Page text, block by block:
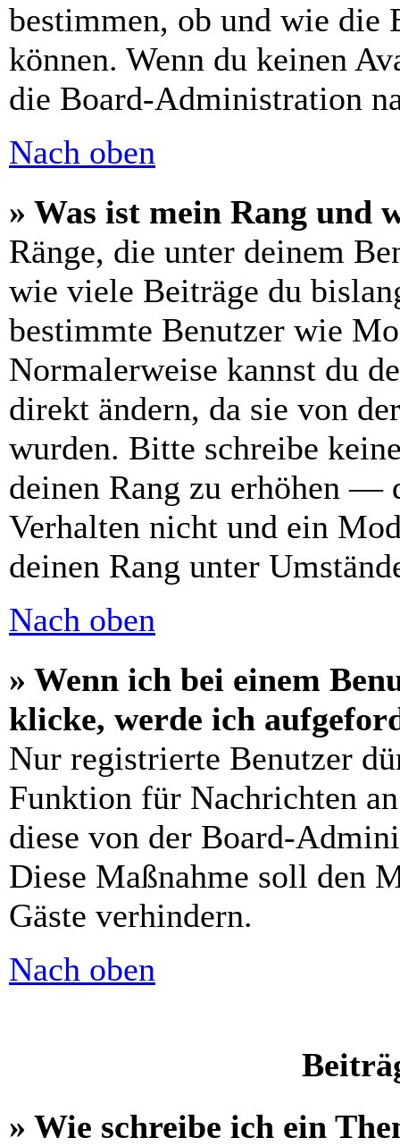
bestimmen, ob und wie die
können. Wenn du keinen
die Board-Administration
Nach oben
» Was ist mein Rang und
Ränge, die unter deinem
wie viele Beiträge du
bestimmte Benutzer wie
Normalerweise kannst du
direkt ändern, da sie von
wurden. Bitte schreibe
deinen Rang zu erhöhen —
Verhalten nicht und ein
deinen Rang unter
Nach oben
» Wenn ich bei einem
klicke, werde ich
Nur registrierte Benutzer
Funktion für Nachrichten
diese von der Board-
Diese Maßnahme soll den
Gäste verhindern.
Nach oben
» Wie schreibe ich ein